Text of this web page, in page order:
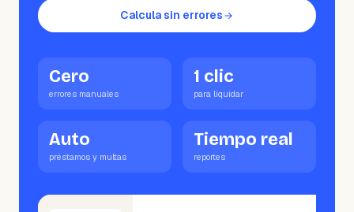
Calcula sin errores
Cero
errores manuales
1 clic
para liquidar
Auto
préstamos y multas
Tiempo real
reportes